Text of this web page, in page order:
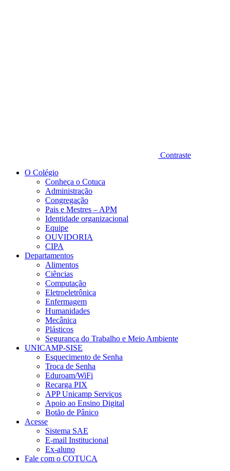
Contraste
O Colégio
Conheça o Cotuca
Administração
Congregação
Pais e Mestres – APM
Identidade organizacional
Equipe
OUVIDORIA
CIPA
Departamentos
Alimentos
Ciências
Computação
Eletroeletrônica
Enfermagem
Humanidades
Mecânica
Plásticos
Segurança do Trabalho e Meio Ambiente
UNICAMP-SISE
Esquecimento de Senha
Troca de Senha
Eduroam/WiFi
Recarga PIX
APP Unicamp Serviços
Apoio ao Ensino Digital
Botão de Pânico
Acesse
Sistema SAE
E-mail Institucional
Ex-aluno
Fale com o COTUCA